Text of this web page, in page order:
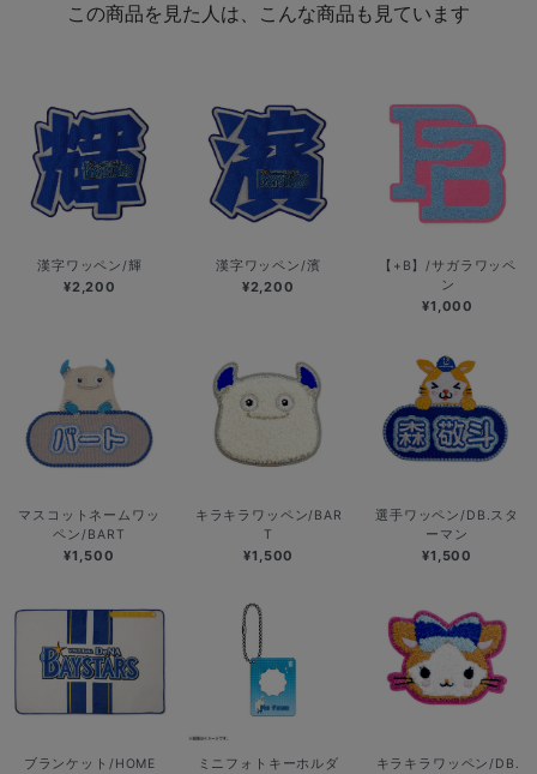
この商品を見た人は、こんな商品も見ています
漢字ワッペン/輝
¥2,200
漢字ワッペン/濱
¥2,200
【+B】/サガラワッペ
ン
¥1,000
マスコットネームワッ
ペン/BART
¥1,500
キラキラワッペン/BAR
T
¥1,500
選手ワッペン/DB.スタ
ーマン
¥1,500
ブランケット/HOME
ミニフォトキーホルダ
キラキラワッペン/DB.